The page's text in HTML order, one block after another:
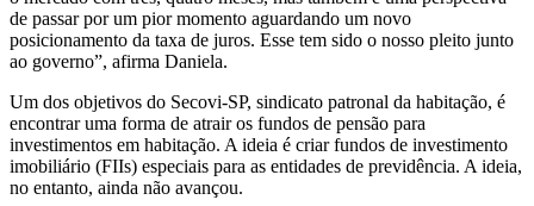
de passar por um pior momento aguardando um novo
posicionamento da taxa de juros. Esse tem sido o nosso pleito junto
ao governo”, afirma Daniela.
Um dos objetivos do Secovi-SP, sindicato patronal da habitação, é
encontrar uma forma de atrair os fundos de pensão para
investimentos em habitação. A ideia é criar fundos de investimento
imobiliário (FIIs) especiais para as entidades de previdência. A ideia,
no entanto, ainda não avançou.